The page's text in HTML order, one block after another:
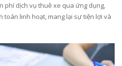
phí dịch vụ thuê xe qua ứng dụng,
linh hoạt, mang lại sự tiện lợi và